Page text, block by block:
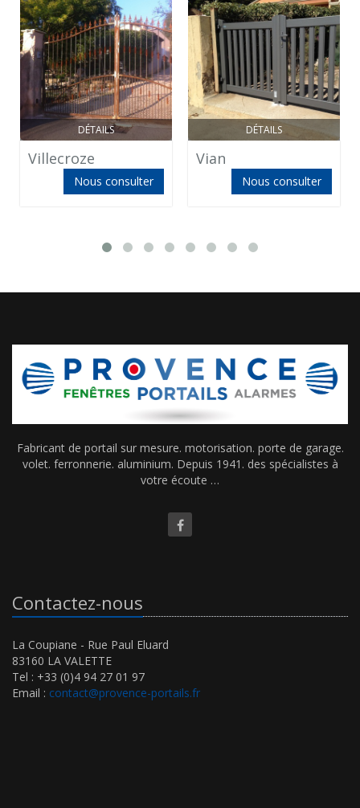
DÉTAILS
Villecroze
Nous consulter
DÉTAILS
Vian
Nous consulter
Fabricant de portail sur mesure. motorisation. porte de garage.
volet. ferronnerie. aluminium. Depuis 1941. des spécialistes à
votre écoute …
Contactez-nous
La Coupiane - Rue Paul Eluard
83160 LA VALETTE
Tel : +33 (0)4 94 27 01 97
Email : contact@provence-portails.fr